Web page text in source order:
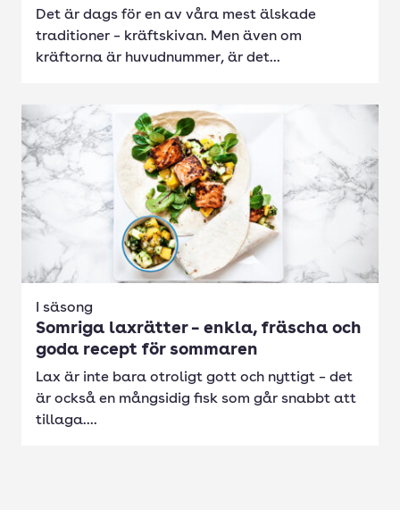
Det är dags för en av våra mest älskade
traditioner – kräftskivan. Men även om
kräftorna är huvudnummer, är det...
I säsong
Somriga laxrätter – enkla, fräscha och
goda recept för sommaren
Lax är inte bara otroligt gott och nyttigt – det
är också en mångsidig fisk som går snabbt att
tillaga....